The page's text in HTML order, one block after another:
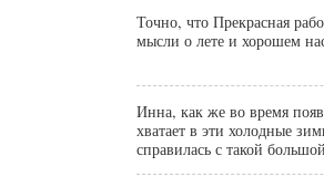
Точно, что Прекрасная
мысли о лете и хорошем
Инна, как же во время
хватает в эти холодные
справилась с такой